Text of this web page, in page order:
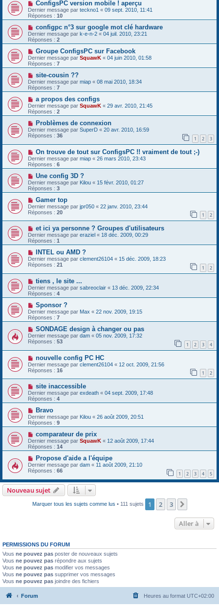
ConfigsPC version mobile ! aperçu
Dernier message par teckno1 « 09 sept. 2010, 11:41
Réponses : 10
configpc n°3 sur google mot clé hardware
Dernier message par k-e-n-2 « 04 juil. 2010, 23:21
Réponses : 2
Groupe ConfigsPC sur Facebook
Dernier message par SquawK « 04 juin 2010, 01:58
Réponses : 7
site-cousin ??
Dernier message par miap « 08 mai 2010, 18:34
Réponses : 7
a propos des configs
Dernier message par SquawK « 29 avr. 2010, 21:45
Réponses : 2
Problèmes de connexion
Dernier message par SuperD « 20 avr. 2010, 16:59
Réponses : 36 1 2 3
On trouve de tout sur ConfigsPC !! vraiment de tout ;-)
Dernier message par miap « 26 mars 2010, 23:43
Réponses : 6
Une config 3D ?
Dernier message par Kilou « 15 févr. 2010, 01:27
Réponses : 3
Gamer top
Dernier message par jpr050 « 22 janv. 2010, 23:44
Réponses : 20 1 2
et ici ya personne ? Groupes d'utilisateurs
Dernier message par eraziel « 18 déc. 2009, 00:29
Réponses : 1
INTEL ou AMD ?
Dernier message par clement26104 « 15 déc. 2009, 18:23
Réponses : 21 1 2
tiens , le site ...
Dernier message par sabreoclair « 13 déc. 2009, 22:34
Réponses : 4
Sponsor ?
Dernier message par Max « 22 nov. 2009, 19:15
Réponses : 7
SONDAGE design à changer ou pas
Dernier message par dam « 05 nov. 2009, 17:32
Réponses : 53 1 2 3 4
nouvelle config PC HC
Dernier message par clement26104 « 12 oct. 2009, 21:56
Réponses : 16 1 2
site inaccessible
Dernier message par exdeath « 04 sept. 2009, 17:48
Réponses : 4
Bravo
Dernier message par Kilou « 26 août 2009, 20:51
Réponses : 9
comparateur de prix
Dernier message par SquawK « 12 août 2009, 17:44
Réponses : 14
Propose d'aide a l'équipe
Dernier message par dam « 11 août 2009, 21:10
Réponses : 66 1 2 3 4 5
Nouveau sujet
Marquer tous les sujets comme lus • 111 sujets 1 2 3
Aller à
PERMISSIONS DU FORUM
Vous ne pouvez pas poster de nouveaux sujets
Vous ne pouvez pas répondre aux sujets
Vous ne pouvez pas modifier vos messages
Vous ne pouvez pas supprimer vos messages
Vous ne pouvez pas joindre des fichiers
Forum Heures au format UTC+02:00